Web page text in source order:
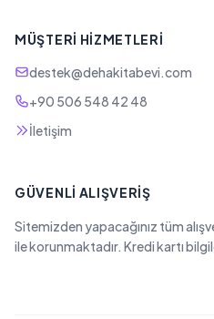
MÜŞTERI HIZMETLERI
destek@dehakitabevi.com
+90 506 548 42 48
İletişim
GÜVENLI ALIŞVERIŞ
Sitemizden yapacağınız tüm
ile korunmaktadır. Kredi kartı